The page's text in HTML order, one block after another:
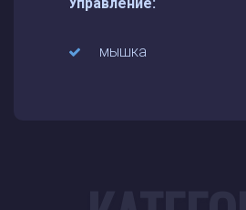
мышка